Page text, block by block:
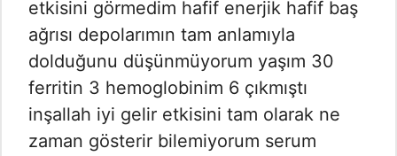
etkisini görmedim hafif enerjik hafif baş
ağrısı depolarımın tam anlamıyla
dolduğunu düşünmüyorum yaşım 30
ferritin 3 hemoglobinim 6 çıkmıştı
inşallah iyi gelir etkisini tam olarak ne
zaman gösterir bilemiyorum serum